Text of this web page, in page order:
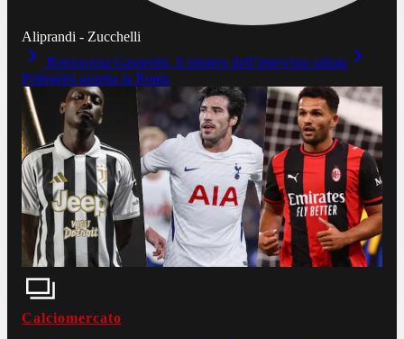
Aliprandi - Zucchelli
Retroscena Gasperini, il mistero dell’intervista saltata
Pellegrini aspetta la Roma
Calciomercato